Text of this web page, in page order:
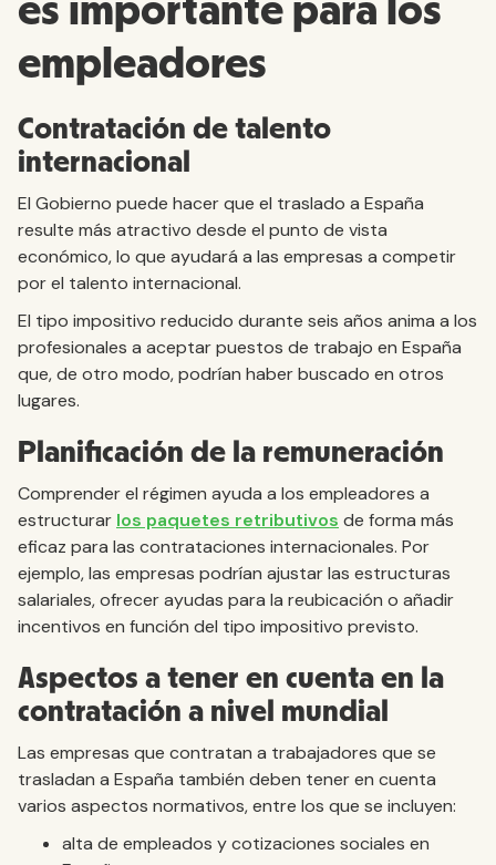
es importante para los
empleadores
Contratación de talento
internacional
El Gobierno puede hacer que el traslado a España
resulte más atractivo desde el punto de vista
económico, lo que ayudará a las empresas a competir
por el talento internacional.
El tipo impositivo reducido durante seis años anima a los
profesionales a aceptar puestos de trabajo en España
que, de otro modo, podrían haber buscado en otros
lugares.
Planificación de la remuneración
Comprender el régimen ayuda a los empleadores a
estructurar los paquetes retributivos de forma más
eficaz para las contrataciones internacionales. Por
ejemplo, las empresas podrían ajustar las estructuras
salariales, ofrecer ayudas para la reubicación o añadir
incentivos en función del tipo impositivo previsto.
Aspectos a tener en cuenta en la
contratación a nivel mundial
Las empresas que contratan a trabajadores que se
trasladan a España también deben tener en cuenta
varios aspectos normativos, entre los que se incluyen:
alta de empleados y cotizaciones sociales en